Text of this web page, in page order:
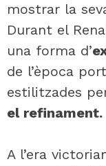
mostrar la
Durant el
una forma d’
de l’època
estilitzades
el refinament.
A l’era